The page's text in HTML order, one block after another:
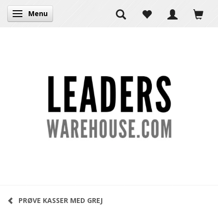
Skifte navigation
Menu
PRØVE KASSER MED GREJ